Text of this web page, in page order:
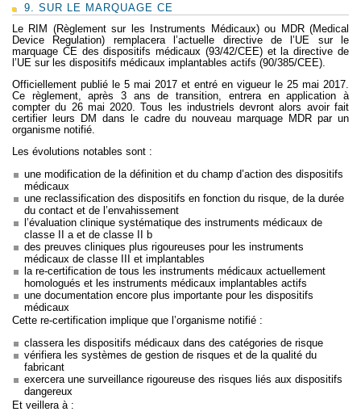
9. SUR LE MARQUAGE CE
Le RIM (Règlement sur les Instruments Médicaux) ou MDR (Medical
Device Regulation) remplacera l’actuelle directive de l’UE sur le
marquage CE des dispositifs médicaux (93/42/CEE) et la directive de
l’UE sur les dispositifs médicaux implantables actifs (90/385/CEE).
Officiellement publié le 5 mai 2017 et entré en vigueur le 25 mai 2017.
Ce règlement, après 3 ans de transition, entrera en application à
compter du 26 mai 2020. Tous les industriels devront alors avoir fait
certifier leurs DM dans le cadre du nouveau marquage MDR par un
organisme notifié.
Les évolutions notables sont :
une modification de la définition et du champ d’action des dispositifs
médicaux
une reclassification des dispositifs en fonction du risque, de la durée
du contact et de l’envahissement
l’évaluation clinique systématique des instruments médicaux de
classe II a et de classe II b
des preuves cliniques plus rigoureuses pour les instruments
médicaux de classe III et implantables
la re-certification de tous les instruments médicaux actuellement
homologués et les instruments médicaux implantables actifs
une documentation encore plus importante pour les dispositifs
médicaux
Cette re-certification implique que l’organisme notifié :
classera les dispositifs médicaux dans des catégories de risque
vérifiera les systèmes de gestion de risques et de la qualité du
fabricant
exercera une surveillance rigoureuse des risques liés aux dispositifs
dangereux
Et veillera à :